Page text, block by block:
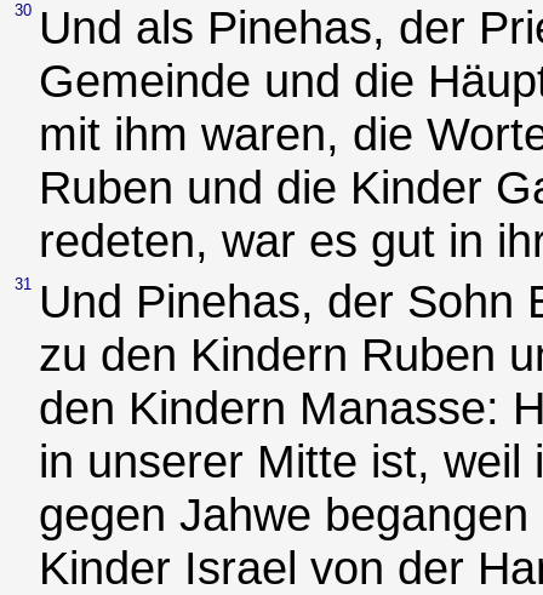
30 Und als Pinehas, der
Gemeinde und die
mit ihm waren, die
Ruben und die Kinder
redeten, war es gut in
31 Und Pinehas, der Sohn
zu den Kindern Ruben
den Kindern Manasse:
in unserer Mitte ist, weil
gegen Jahwe
Kinder Israel von der